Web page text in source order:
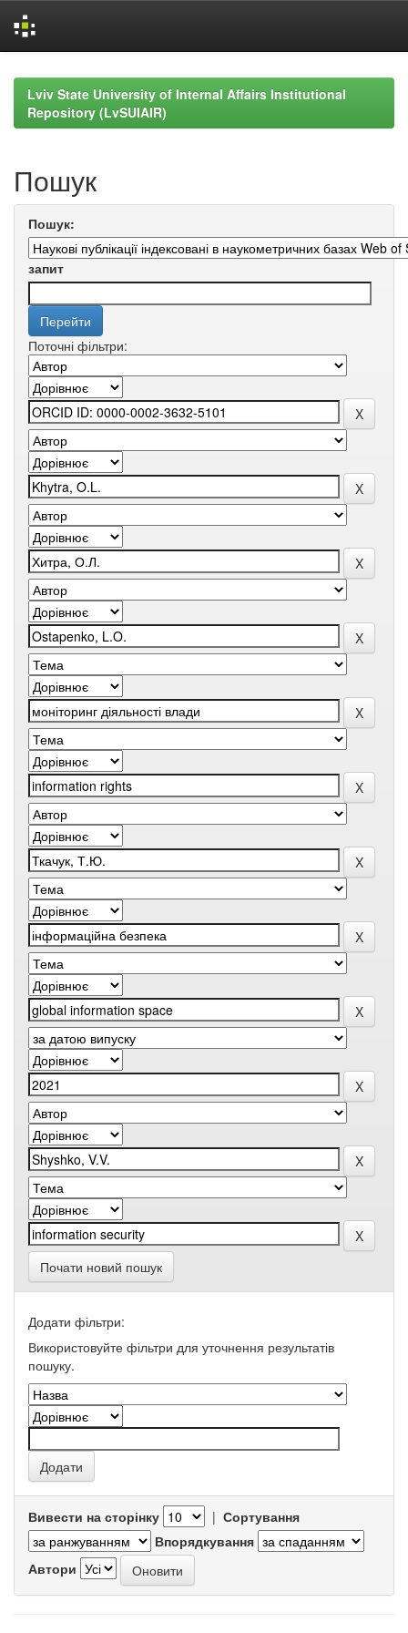
navigationLviv State University of Internal Affairs Institutional
Repository (LvSUIAIR)
Пошук
Пошук:
запит
Поточні фільтри:
Почати новий пошук
Додати фільтри:
Використовуйте фільтри для уточнення результатів
пошуку.
Вивести на сторінку | Сортування
Впорядкування
Автори